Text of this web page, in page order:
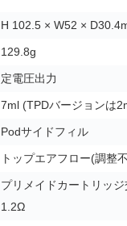
H 102.5 × W52 ×
129.8g
定電圧出力
7ml (TPDバージョンは
Podサイドフィル
トップエアフロー(調整
プリメイドカートリッ
1.2Ω